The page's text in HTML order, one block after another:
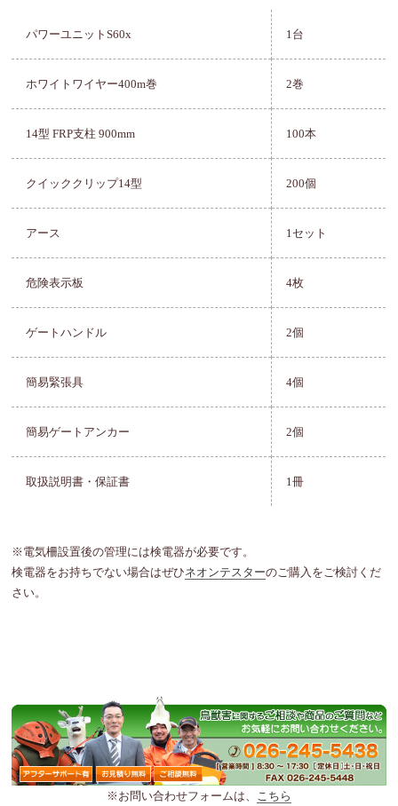
パワーユニットS60x 1台
ホワイトワイヤー400m巻 2巻
14型 FRP支柱 900mm 100本
クイッククリップ14型 200個
アース 1セット
危険表示板 4枚
ゲートハンドル 2個
簡易緊張具 4個
簡易ゲートアンカー 2個
取扱説明書・保証書 1冊
※電気柵設置後の管理には検電器が必要です。
検電器をお持ちでない場合はぜひネオンテスターのご購入をご検討くだ
さい。
※お問い合わせフォームは、 こちら